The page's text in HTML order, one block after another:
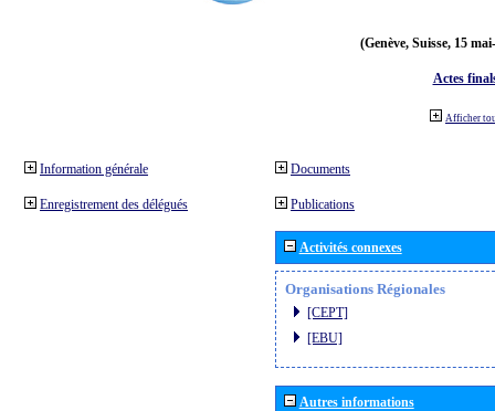
(Genève, Suisse, 15
Actes
Afficher
Information générale
Enregistrement des délégués
Documents
Publications
Activités connexes
Organisations Régionales
[CEPT]
[EBU]
Autres informations